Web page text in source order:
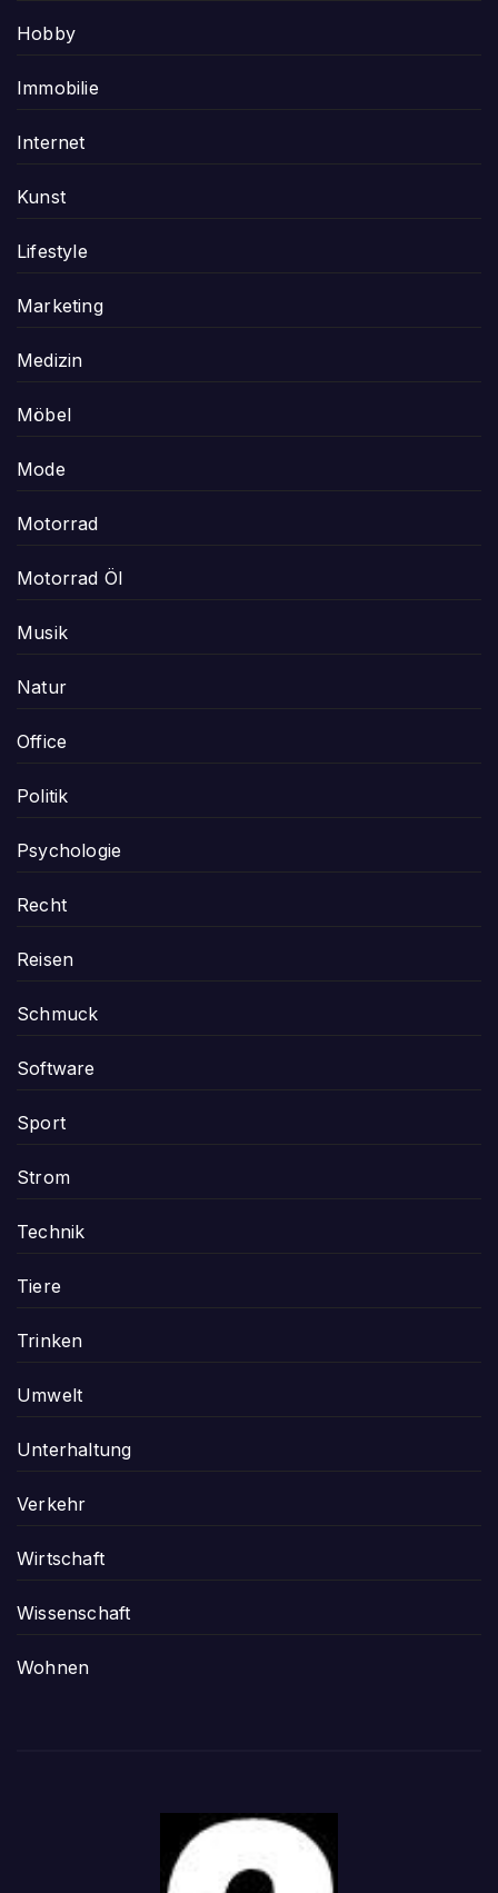
Hobby
Immobilie
Internet
Kunst
Lifestyle
Marketing
Medizin
Möbel
Mode
Motorrad
Motorrad Öl
Musik
Natur
Office
Politik
Psychologie
Recht
Reisen
Schmuck
Software
Sport
Strom
Technik
Tiere
Trinken
Umwelt
Unterhaltung
Verkehr
Wirtschaft
Wissenschaft
Wohnen